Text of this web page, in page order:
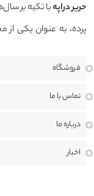
فروشگاه
تماس با ما
درباره ما
اخبار
حرير دراپهبا تکیه بر
پرده، به عنوان یکی
منزل، محل کار یا
انتخاب پرده تنها یک
تا اندازه‌گیری،